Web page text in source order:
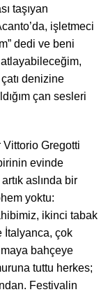
taşıyan
işletmeci
dedi ve beni
atlayabileceğim,
denizine
çan sesleri
Vittorio Gregotti
evinde
aslında bir
yoktu:
ikinci tabak
İtalyanca, çok
bahçeye
tuttu herkes;
Festivalin